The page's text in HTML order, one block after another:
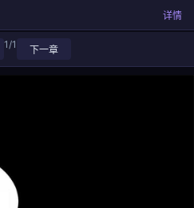
详情
1/1 下一章